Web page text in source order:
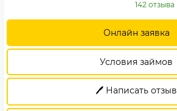
142 отзыва
Онлайн заявка
Условия займов
🖊️ Написать отзыв